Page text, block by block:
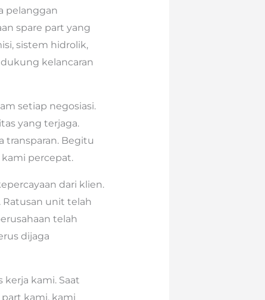
pelanggan
spare part yang
sistem hidrolik,
kelancaran
setiap negosiasi.
yang terjaga.
transparan. Begitu
percepat.
dari klien.
Ratusan unit telah
telah
dijaga
kerja kami. Saat
kami, kami